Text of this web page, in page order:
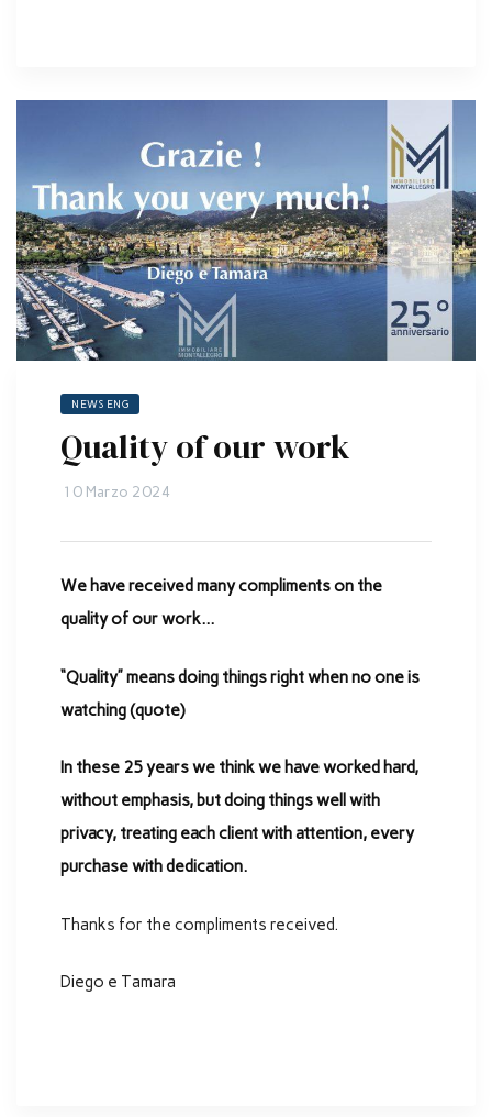
NEWS ENG
Quality of our work
10 Marzo 2024
We have received many compliments on the
quality of our work…
“Quality” means doing things right when no one is
watching (quote)
In these 25 years we think we have worked hard,
without emphasis, but doing things well with
privacy, treating each client with attention, every
purchase with dedication.
Thanks for the compliments received.
Diego e Tamara